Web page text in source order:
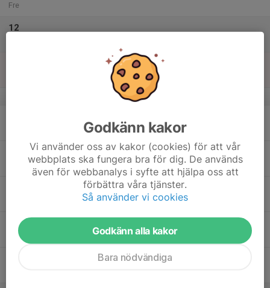
Fre
12
v.38
17
Tor
Godkänn kakor
Vi använder oss av kakor (cookies) för att vår
webbplats ska fungera bra för dig. De används
även för webbanalys i syfte att hjälpa oss att
förbättra våra tjänster.
Så använder vi cookies
Godkänn alla kakor
Bara nödvändiga